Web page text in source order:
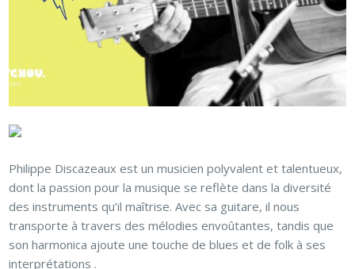
Philippe Discazeaux est un musicien polyvalent et talentueux,
dont la passion pour la musique se reflète dans la diversité
des instruments qu’il maîtrise. Avec sa guitare, il nous
transporte à travers des mélodies envoûtantes, tandis que
son harmonica ajoute une touche de blues et de folk à ses
interprétations .